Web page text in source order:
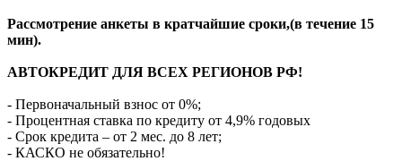
Рассмотрение анкеты в кратчайшие сроки,(в течение 15
мин).
АВТОКРЕДИТ ДЛЯ ВСЕХ РЕГИОНОВ РФ!
- Первоначальный взнос от 0%;
- Процентная ставка по кредиту от 4,9% годовых
- Срок кредита – от 2 мес. до 8 лет;
- КАСКО не обязательно!